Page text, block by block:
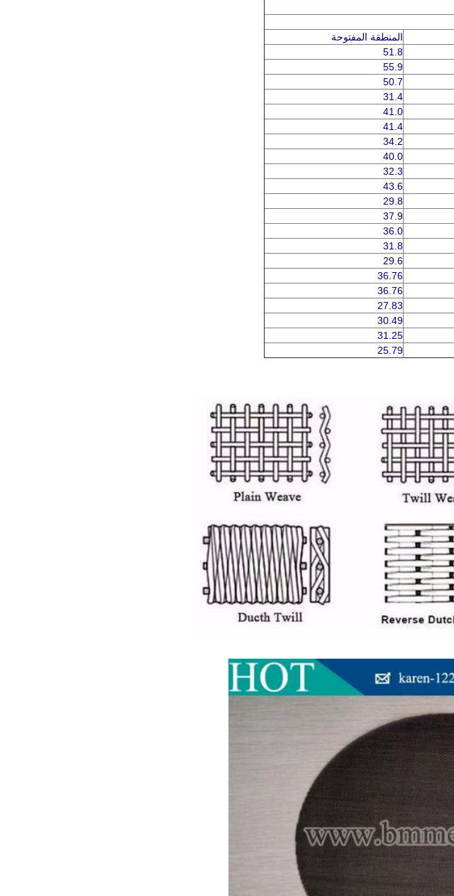
المنطقة المفتوحة
51.8
55.9
50.7
31.4
41.0
41.4
34.2
40.0
32.3
43.6
29.8
37.9
36.0
31.8
29.6
36.76
36.76
27.83
30.49
31.25
25.79